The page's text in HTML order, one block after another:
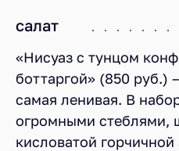
салат
«Нисуаз с тунцом
боттаргой» (850 руб.)
самая ленивая. В
огромными стеблями,
кисловатой